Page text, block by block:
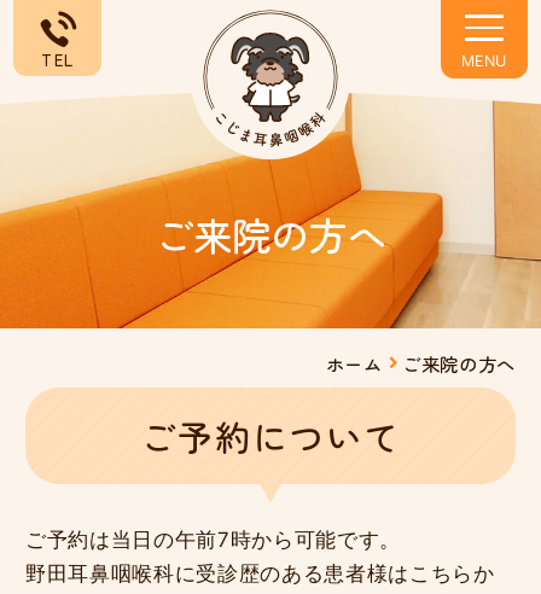
TEL
ご来院の方へ
ホーム ご来院の方へ
ご予約について
ご予約は当日の午前7時から可能です。
野田耳鼻咽喉科に受診歴のある患者様はこちらか